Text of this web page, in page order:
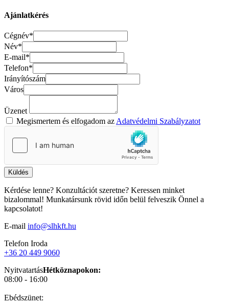
Ajánlatkérés
Cégnév*
Név*
E-mail*
Telefon*
Irányítószám
Város
Üzenet
Megismertem és elfogadom azAdatvédelmi Szabályzatot
Küldés
Kérdése lenne? Konzultációt szeretne? Keressen minket
bizalommal! Munkatársunk rövid időn belül felveszik Önnel a
kapcsolatot!
E-mail info@slhkft.hu
Telefon Iroda
+36 20 449 9060
NyitvatartásHétköznapokon:
08:00 - 16:00
Ebédszünet: